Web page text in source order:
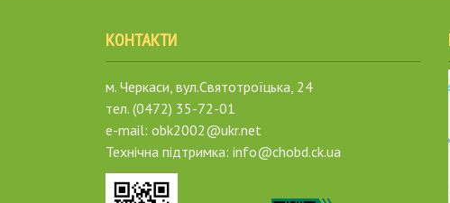
КОНТАКТИ
м. Черкаси, вул.Святотроїцька, 24
тел. (0472) 35-72-01
e-mail: obk2002@ukr.net
Технічна підтримка: info@chobd.ck.ua